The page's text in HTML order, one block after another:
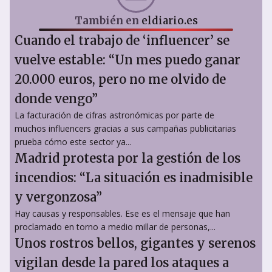
También en eldiario.es
Cuando el trabajo de ‘influencer’ se
vuelve estable: “Un mes puedo ganar
20.000 euros, pero no me olvido de
donde vengo”
La facturación de cifras astronómicas por parte de
muchos influencers gracias a sus campañas publicitarias
prueba cómo este sector ya...
Madrid protesta por la gestión de los
incendios: “La situación es inadmisible
y vergonzosa”
Hay causas y responsables. Ese es el mensaje que han
proclamado en torno a medio millar de personas,...
Unos rostros bellos, gigantes y serenos
vigilan desde la pared los ataques a